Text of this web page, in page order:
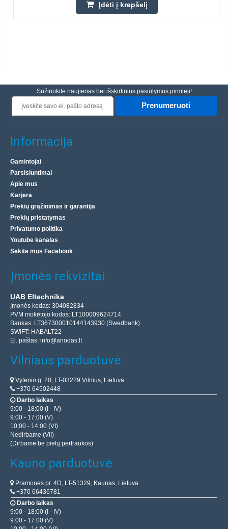
Įdėti į krepšelį
Sužinokite naujienas bei išskirtinius pasiūlymus pirmieji!
Prenumeruoti
Informacija
Gamintojai
Parsisiuntimai
Apie mus
Karjera
Prekių grąžinimas ir garantija
Prekių pristatymas
Privatumo politika
Youtube kanalas
Sekite mus Facebook
Įmonės rekvizitai
UAB Eltechnika
Įmonės kodas: 304082834
PVM mokėtojo kodas: LT100009624714
Bankas: LT367300010144143930 (Swedbank)
SWIFT: HABALT22
El. paštas: info@anodas.lt
Vilniaus parduotuvė
Vytenio g. 20, LT-03229 Vilnius, Lietuva
+370 64502448
Darbo laikas
9:00 - 18:00 (I - IV)
9:00 - 17:00 (V)
10:00 - 14:00 (VI)
Nedirbame (VII)
(Dirbame be pietų pertraukos)
Kauno parduotuvė
Pramonės pr. 4D, LT-51329, Kaunas, Lietuva
+370 66436781
Darbo laikas
9:00 - 18:00 (I - IV)
9:00 - 17:00 (V)